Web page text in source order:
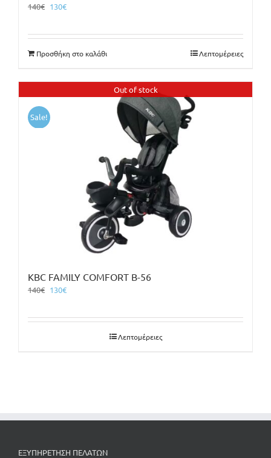
140€ Original
140€.
130€Η
είναι:
130€.
Προσθήκη στο καλάθι Λεπτομέρειες
Out of stock
Sale!
KBC FAMILY COMFORT B-56
140€ Original
140€.
130€Η
είναι:
Λεπτομέρειες
ΕΞΥΠΗΡΕΤΗΣΗ ΠΕΛΑΤΩΝ